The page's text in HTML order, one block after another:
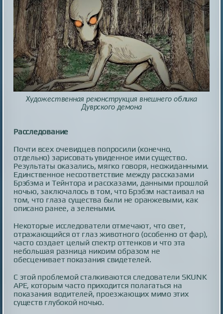
Художественная реконструкция внешнего облика
Дуврского демона
Расследование
Почти всех очевидцев попросили (конечно,
отдельно) зарисовать увиденное ими существо.
Результаты оказались, мягко говоря, неожиданными.
Единственное несоответствие между рассказами
Брэбэма и Тейнтора и рассказами, данными прошлой
ночью, заключалось в том, что Брэбэм настаивал на
том, что глаза существа были не оранжевыми, как
описано ранее, а зелеными.
Некоторые исследователи отмечают, что свет,
отражающийся от глаз животного (особенно от фар),
часто создает целый спектр оттенков и что эта
небольшая разница никоим образом не
обесценивает показания свидетелей.
С этой проблемой сталкиваются следователи SKUNK
APE, которым часто приходится полагаться на
показания водителей, проезжающих мимо этих
существ глубокой ночью.